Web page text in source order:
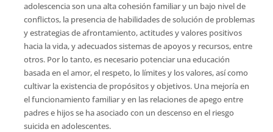
adolescencia son una alta cohesión familiar y un bajo nivel de
conflictos, la presencia de habilidades de solución de problemas
y estrategias de afrontamiento, actitudes y valores positivos
hacia la vida, y adecuados sistemas de apoyos y recursos, entre
otros. Por lo tanto, es necesario potenciar una educación
basada en el amor, el respeto, lo límites y los valores, así como
cultivar la existencia de propósitos y objetivos. Una mejoría en
el funcionamiento familiar y en las relaciones de apego entre
padres e hijos se ha asociado con un descenso en el riesgo
suicida en adolescentes.